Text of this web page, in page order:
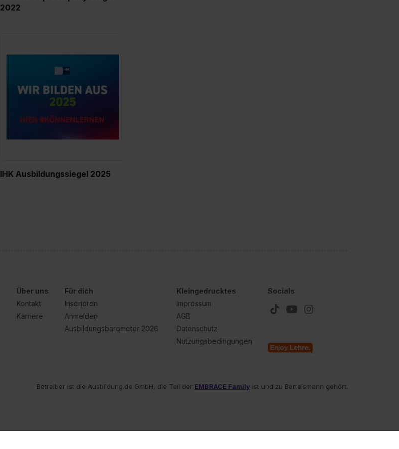
2022
IHK Ausbildungssiegel 2025
Über uns
Kontakt
Karriere
Für dich
Inserieren
Anmelden
Ausbildungsbarometer 2026
Kleingedrucktes
Impressum
AGB
Datenschutz
Nutzungsbedingungen
Socials
Betreiber ist die Ausbildung.de GmbH, die Teil der EMBRACE Family ist und zu Bertelsmann gehört.